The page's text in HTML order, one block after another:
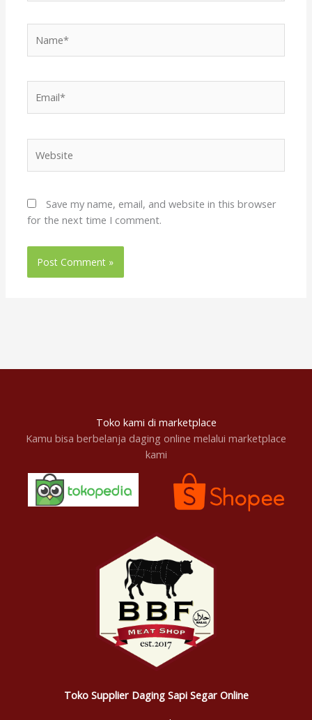
Save my name, email, and website in this browser
for the next time I comment.
Toko kami di marketplace
Kamu bisa berbelanja daging online melalui marketplace
kami
Toko Supplier Daging Sapi Segar Online